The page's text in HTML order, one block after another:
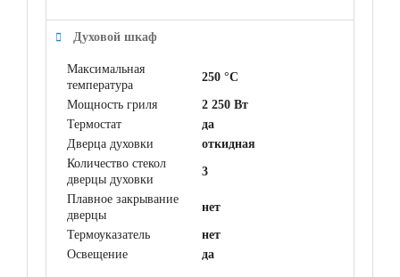
Духовой шкаф
Максимальная
температура
250 °C
Мощность гриля
2 250 Вт
Термостат
да
Дверца духовки
откидная
Количество стекол
дверцы духовки
3
Плавное закрывание
дверцы
нет
Термоуказатель
нет
Освещение
да